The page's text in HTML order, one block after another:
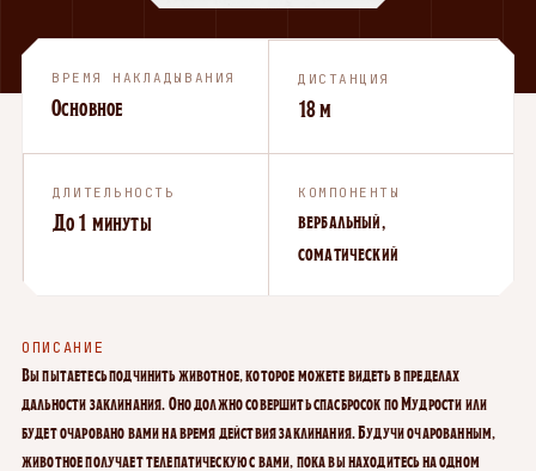
ВРЕМЯ НАКЛАДЫВАНИЯ
Основное
ДИСТАНЦИЯ
18 м
ДЛИТЕЛЬНОСТЬ
До 1 минуты
КОМПОНЕНТЫ
вербальный,
соматический
ОПИСАНИЕ
Вы пытаетесь подчинить животное, которое можете видеть в пределах
дальности заклинания. Оно должно совершить спасбросок по Мудрости или
будет очаровано вами на время действия заклинания. Будучи очарованным,
животное получает телепатическую с вами, пока вы находитесь на одном